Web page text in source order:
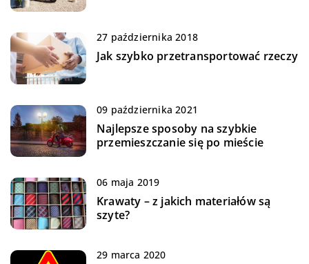
27 października 2018
Jak szybko przetransportować rzeczy
09 października 2021
Najlepsze sposoby na szybkie
przemieszczanie się po mieście
06 maja 2019
Krawaty – z jakich materiałów są
szyte?
29 marca 2020